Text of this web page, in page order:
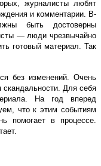
журналисты любят
и комментарии. В-
быть достоверны
― люди чрезвычайно
готовый материал. Так
без изменений. Очень
скандальности. Для себя
На год вперед
что к этим событиям
помогает в процессе.